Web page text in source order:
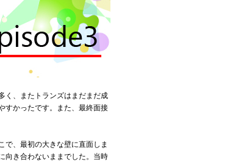
く、またトランズはまだまだ成
すかったです。また、最終面接
で、最初の大きな壁に直面しま
向き合わないままでした。当時